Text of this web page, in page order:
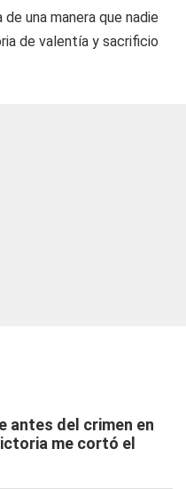
una manera que nadie
de valentía y sacrificio
antes del crimen en
me cortó el